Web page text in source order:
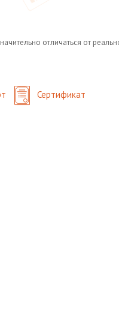
отличаться от
Сертификат